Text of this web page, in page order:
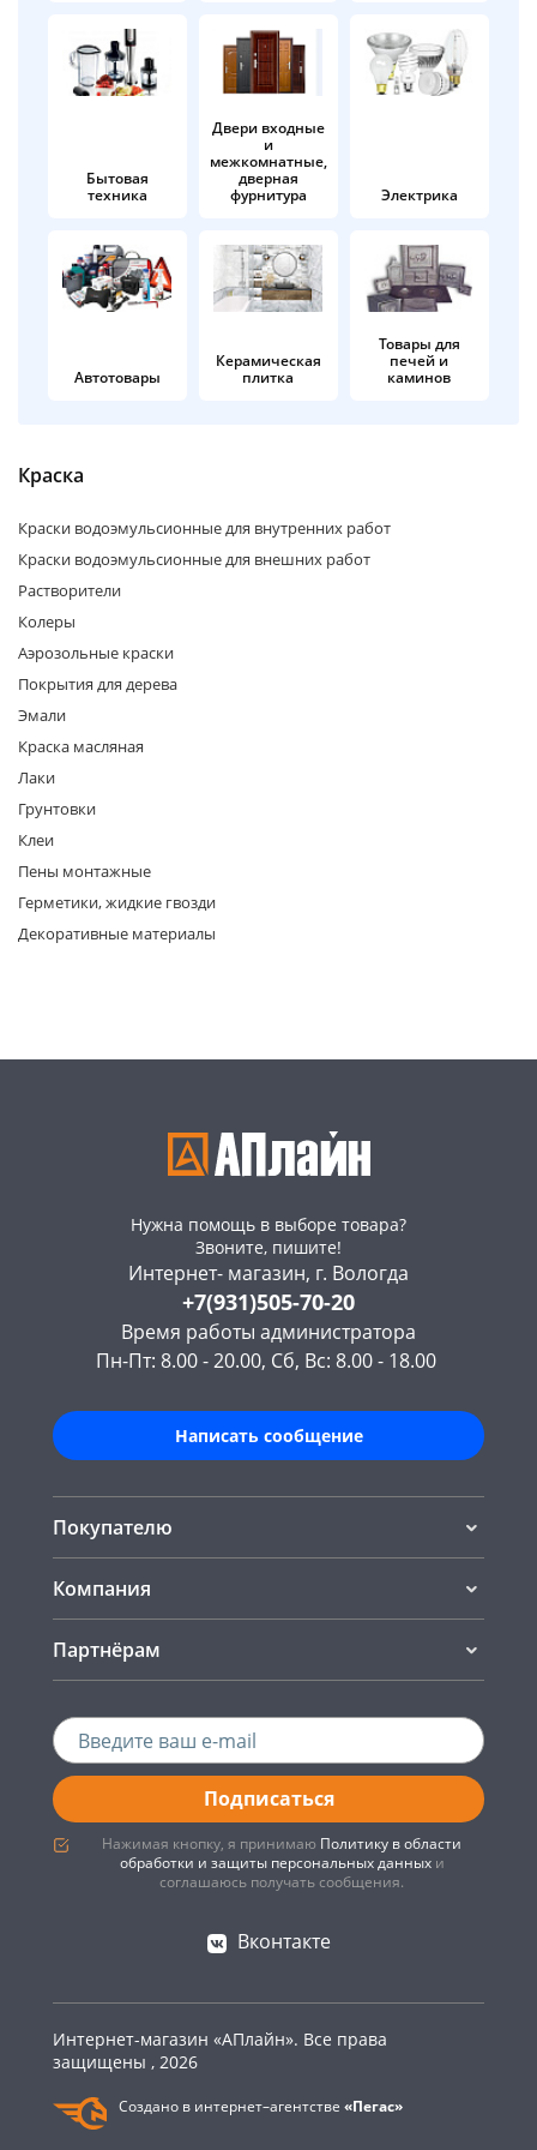
Бытовая
техника
Двери входные
и
межкомнатные,
дверная
фурнитура
Электрика
Автотовары
Керамическая
плитка
Товары для
печей и
каминов
Краска
Краски водоэмульсионные для внутренних работ
Краски водоэмульсионные для внешних работ
Растворители
Колеры
Аэрозольные краски
Покрытия для дерева
Эмали
Краска масляная
Лаки
Грунтовки
Клеи
Пены монтажные
Герметики, жидкие гвозди
Декоративные материалы
Нужна помощь в выборе товара?
Звоните, пишите!
Интернет- магазин, г. Вологда
+7(931)505-70-20
Время работы администратора
Пн-Пт: 8.00 - 20.00, Сб, Вс: 8.00 - 18.00
Написать сообщение
Покупателю
Компания
Партнёрам
Подписаться
Нажимая кнопку, я принимаю Политику в области
обработки и защиты персональных данныхи
соглашаюсь получать сообщения.
Вконтакте
Интернет-магазин «АПлайн». Все права
защищены , 2026
Создано в интернет–агентстве «Пегас»
об оплате Плайтом
раз в 2
недели
Остались вопросы?
8 800 302-02-51
plait.ru